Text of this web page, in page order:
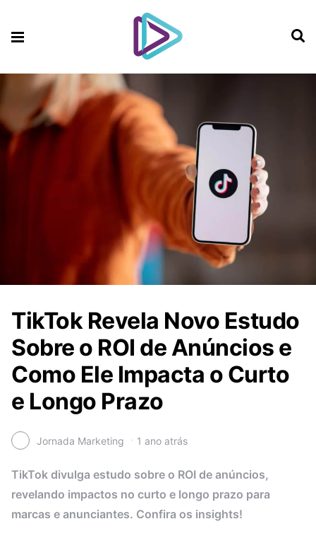
TikTok Revela Novo Estudo
Sobre o ROI de Anúncios e
Como Ele Impacta o Curto
e Longo Prazo
Jornada Marketing 1 ano atrás
TikTok divulga estudo sobre o ROI de anúncios,
revelando impactos no curto e longo prazo para
marcas e anunciantes. Confira os insights!